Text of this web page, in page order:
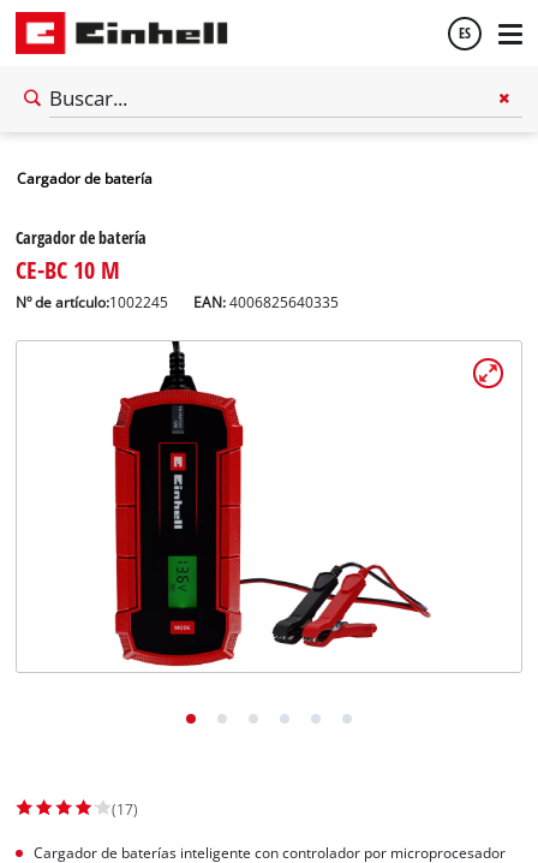
ES
Cargador de batería
Cargador de batería
CE-BC 10 M
Nº de artículo:1002245 EAN:4006825640335
(17)
Cargador de baterías inteligente con controlador por microprocesador